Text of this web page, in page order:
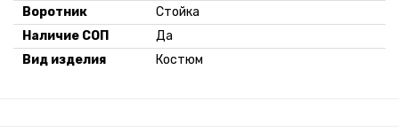
Воротник
Стойка
Наличие СОП
Да
Вид изделия
Костюм